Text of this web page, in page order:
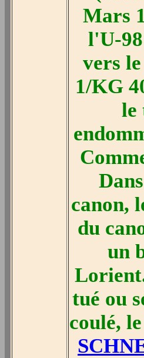
Mars
l'U-
vers
1/KG
le
canon,
du
un
tué ou
coulé,